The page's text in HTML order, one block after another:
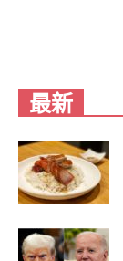
最新